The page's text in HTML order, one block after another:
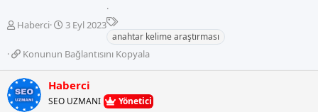
K
n
u
y
u
Haberci
B
ş
n
g
3 Eyl 2023
E
t
i
k
e
l
anahtar kelime araştırması
K
n
u
n
Konunun Bağlantısını Kopyala
Haberci
SEO UZMANI Yönetici